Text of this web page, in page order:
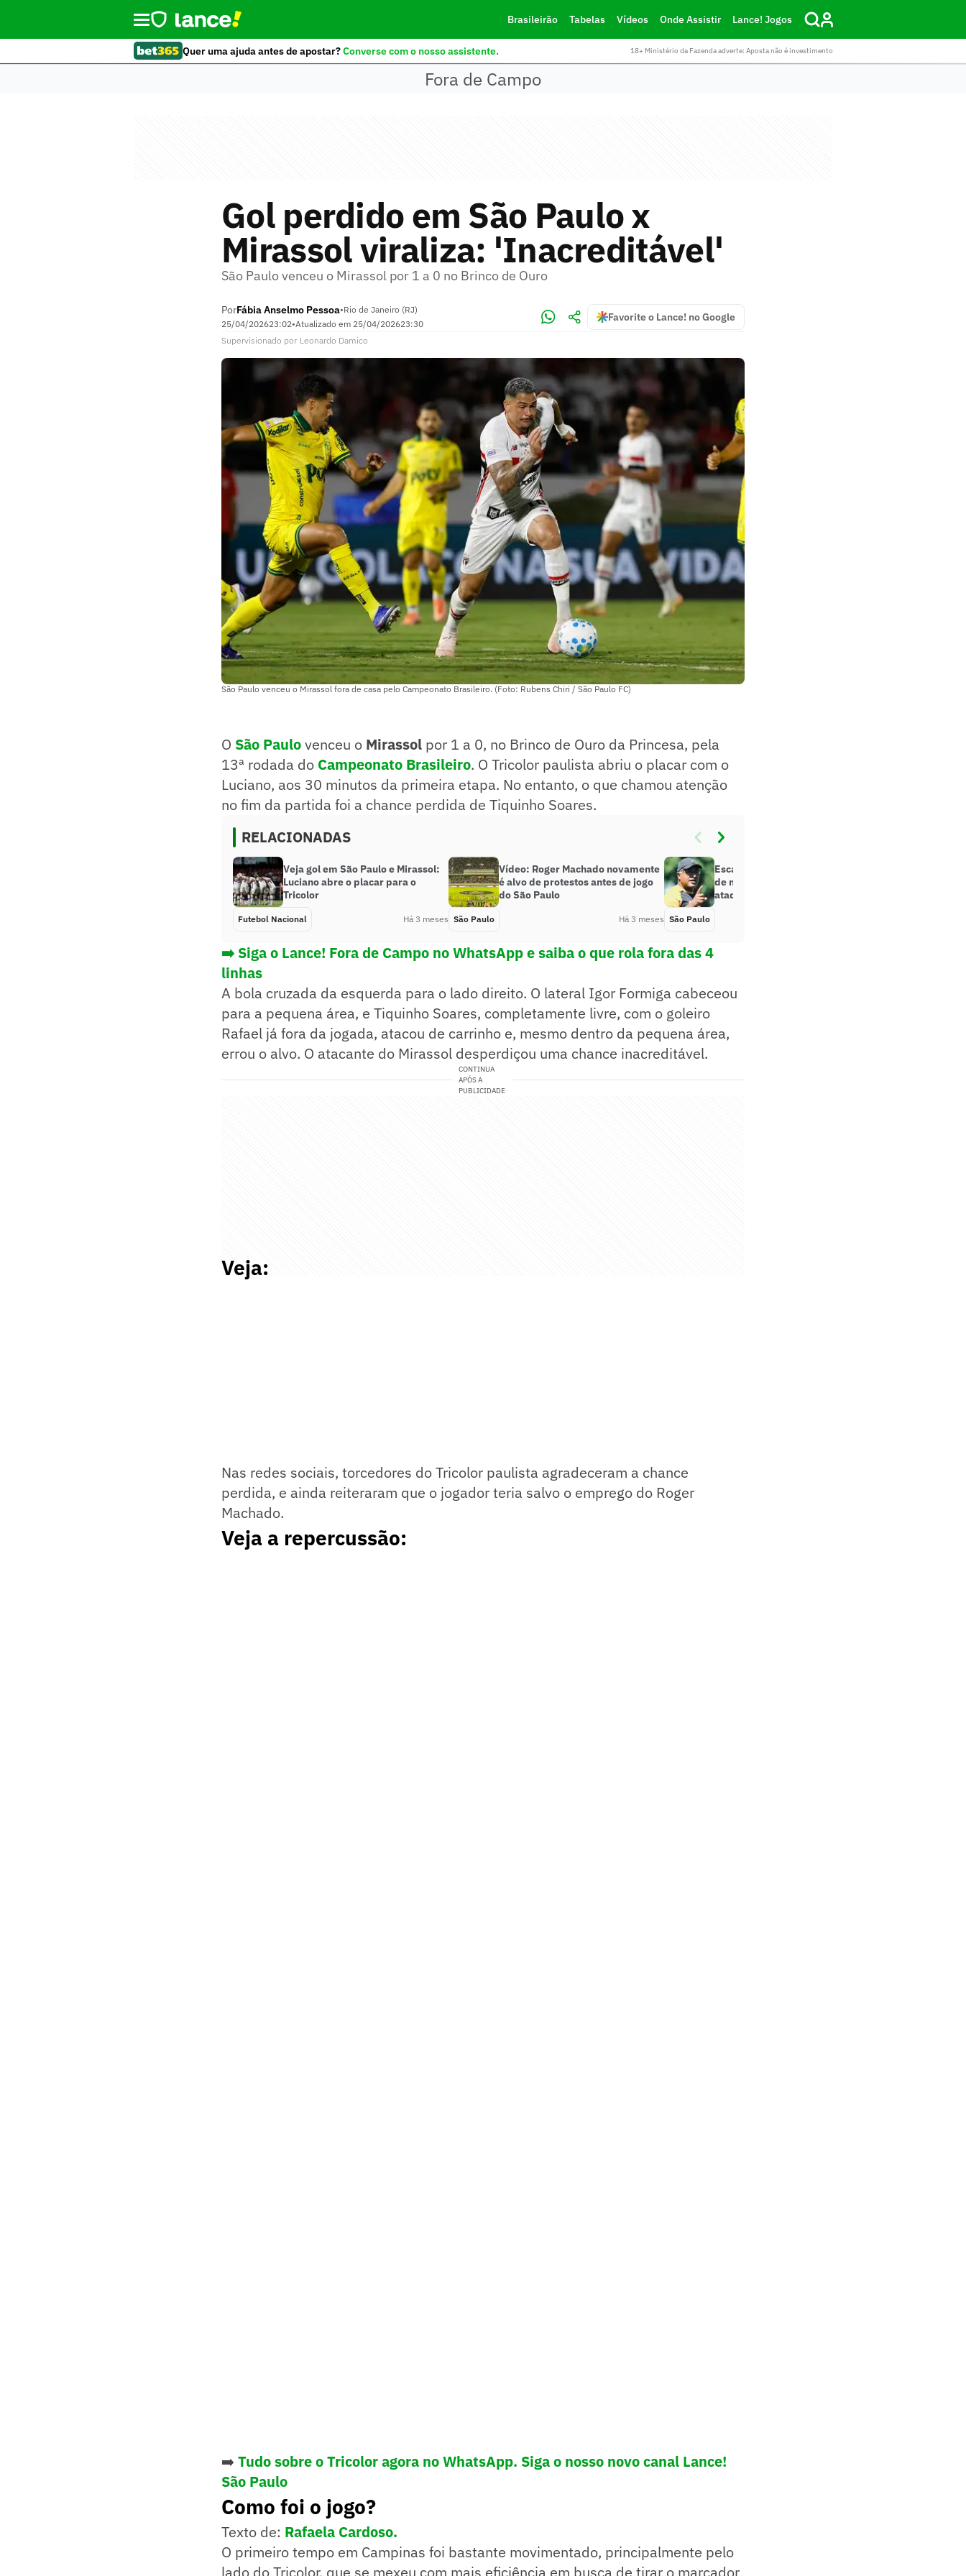
Brasileirão Tabelas Vídeos Onde Assistir Lance! Jogos
Quer uma ajuda antes de apostar?Converse com o nosso assistente. 18+ Ministério da Fazenda adverte: Aposta não é investimento
Fora de Campo
Gol perdido em São Paulo x
Mirassol viraliza: 'Inacreditável'
São Paulo venceu o Mirassol por 1 a 0 no Brinco de Ouro
PorFábia Anselmo Pessoa•Rio de Janeiro (RJ)
25/04/202623:02•Atualizado em 25/04/202623:30
Favorite o Lance! no Google
Supervisionado por Leonardo Damico
São Paulo venceu o Mirassol fora de casa pelo Campeonato Brasileiro. (Foto: Rubens Chiri / São Paulo FC)
O São Paulovenceu o Mirassol por 1 a 0, no Brinco de Ouro da Princesa, pela
13ª rodada do Campeonato Brasileiro. O Tricolor paulista abriu o placar com o
Luciano, aos 30 minutos da primeira etapa. No entanto, o que chamou atenção
no fim da partida foi a chance perdida de Tiquinho Soares.
RELACIONADAS
Veja gol em São Paulo e Mirassol:
Luciano abre o placar para o
Tricolor
Futebol Nacional Há 3 meses
Vídeo: Roger Machado novamente
é alvo de protestos antes de jogo
do São Paulo
São Paulo Há 3 meses
Escalação: São Paulo tem retorno
de meia, mas segue com baixa no
ataque contra o Mirassol
São Paulo
➡️ Siga o Lance! Fora de Campo no WhatsApp e saiba o que rola fora das 4
linhas
A bola cruzada da esquerda para o lado direito. O lateral Igor Formiga cabeceou
para a pequena área, e Tiquinho Soares, completamente livre, com o goleiro
Rafael já fora da jogada, atacou de carrinho e, mesmo dentro da pequena área,
errou o alvo. O atacante do Mirassol desperdiçou uma chance inacreditável.
CONTINUA
APÓS A
PUBLICIDADE
Veja:
Nas redes sociais, torcedores do Tricolor paulista agradeceram a chance
perdida, e ainda reiteraram que o jogador teria salvo o emprego do Roger
Machado.
Veja a repercussão:
➡️ Tudo sobre o Tricolor agora no WhatsApp. Siga o nosso novo canal Lance!
São Paulo
Como foi o jogo?
Texto de: Rafaela Cardoso.
O primeiro tempo em Campinas foi bastante movimentado, principalmente pelo